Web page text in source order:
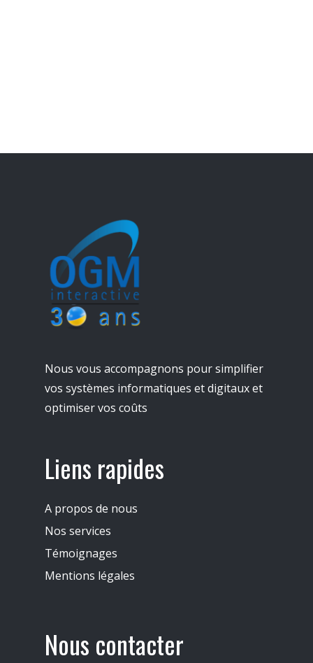
Nous vous accompagnons pour simplifier
vos systèmes informatiques et digitaux et
optimiser vos coûts
Liens rapides
A propos de nous
Nos services
Témoignages
Mentions légales
Nous contacter